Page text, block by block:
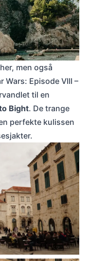
kjent som kulisse for
men også
Wars: Episode VIII –
til en
Bight. De trange
perfekte kulissen
i Dubrovnik, med mennesker